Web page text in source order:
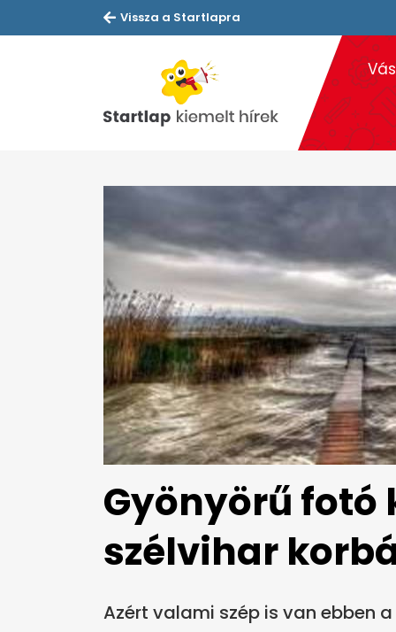
Vissza a Startlapra
Gyönyörű fotó
szélvihar
Azért valami szép is van ebben